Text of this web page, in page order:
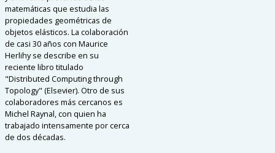
matemáticas que estudia las
propiedades geométricas de
objetos elásticos. La colaboración
de casi 30 años con Maurice
Herlihy se describe en su
reciente libro titulado
"Distributed Computing through
Topology" (Elsevier). Otro de sus
colaboradores más cercanos es
Michel Raynal, con quien ha
trabajado intensamente por cerca
de dos décadas.